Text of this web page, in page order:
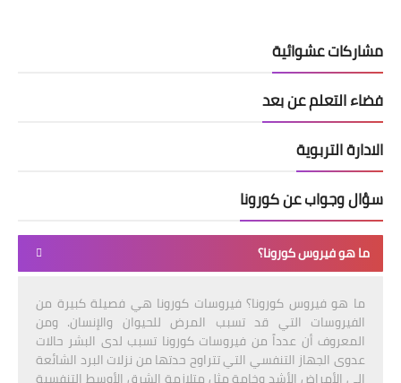
مشاركات عشوائية
فضاء التعلم عن بعد
الادارة التربوية
سؤال وجواب عن كورونا
ما هو فيروس كورونا؟
ما هو فيروس كورونا؟ فيروسات كورونا هي فصيلة كبيرة من
الفيروسات التي قد تسبب المرض للحيوان والإنسان. ومن
المعروف أن عدداً من فيروسات كورونا تسبب لدى البشر حالات
عدوى الجهاز التنفسي التي تتراوح حدتها من نزلات البرد الشائعة
إلى الأمراض الأشد وخامة مثل متلازمة الشرق الأوسط التنفسية